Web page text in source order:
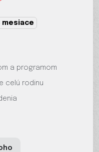
mesiace
a programom
celú rodinu